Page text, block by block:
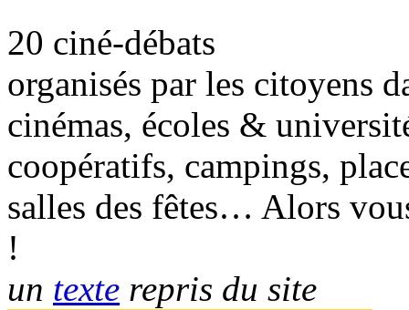
20 ciné-débats
organisés par les citoyens
cinémas, écoles &
coopératifs, campings,
salles des fêtes… Alors
!
un texte repris du site